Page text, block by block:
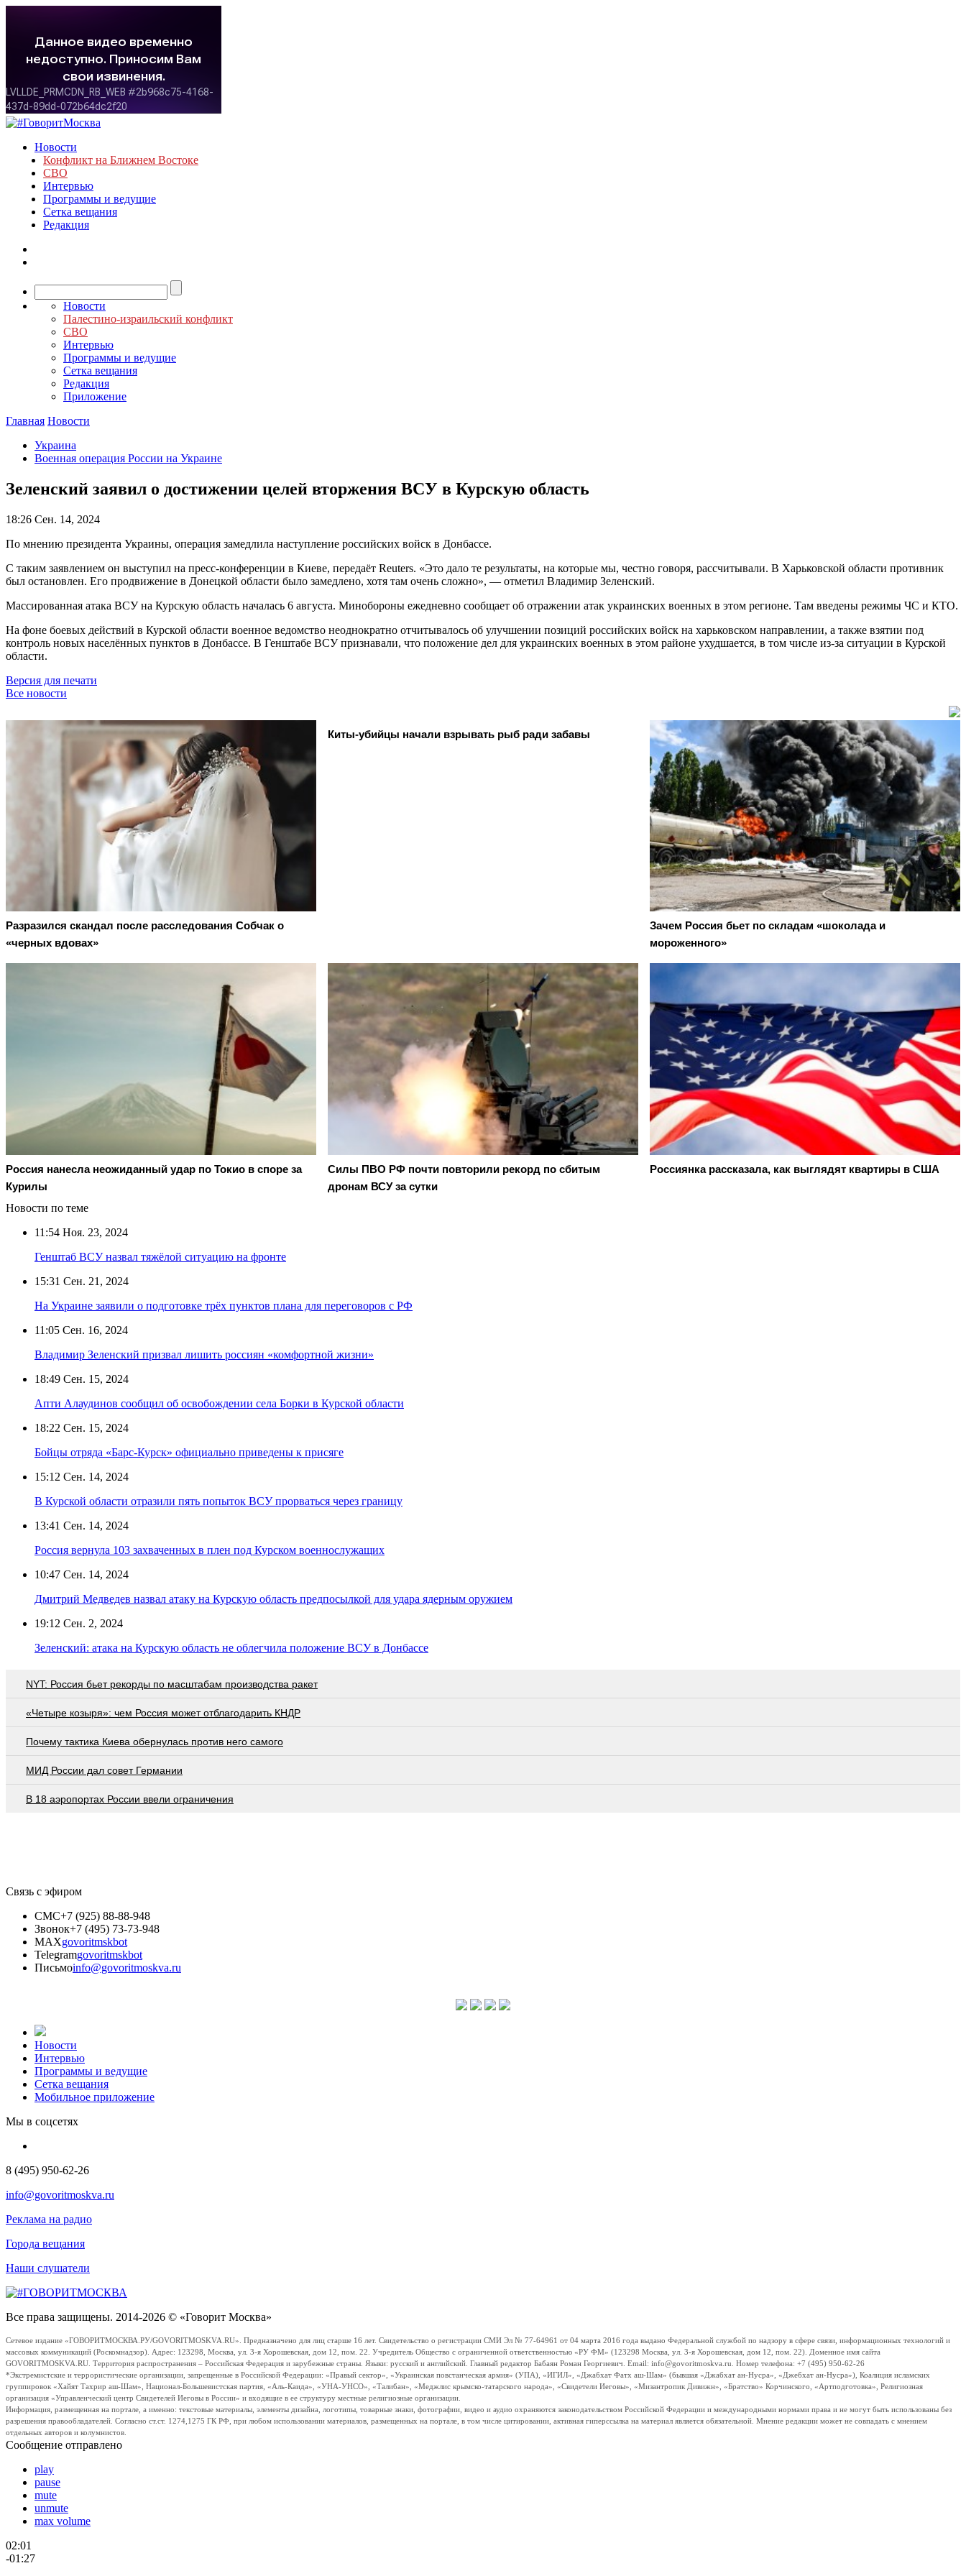
Новости
Конфликт на Ближнем Востоке
СВО
Интервью
Программы и ведущие
Сетка вещания
Редакция
Новости
Палестино-израильский конфликт
СВО
Интервью
Программы и ведущие
Сетка вещания
Редакция
Приложение
Главная Новости
Украина
Военная операция России на Украине
Зеленский заявил о достижении целей вторжения ВСУ в Курскую область
18:26 Сен. 14, 2024
По мнению президента Украины, операция замедлила наступление российских войск в Донбассе.
С таким заявлением он выступил на пресс-конференции в Киеве, передаёт Reuters. «Это дало те результаты, на которые мы, честно говоря, рассчитывали. В Харьковской области противник
был остановлен. Его продвижение в Донецкой области было замедлено, хотя там очень сложно», — отметил Владимир Зеленский.
Массированная атака ВСУ на Курскую область началась 6 августа. Минобороны ежедневно сообщает об отражении атак украинских военных в этом регионе. Там введены режимы ЧС и КТО.
На фоне боевых действий в Курской области военное ведомство неоднократно отчитывалось об улучшении позиций российских войск на харьковском направлении, а также взятии под
контроль новых населённых пунктов в Донбассе. В Генштабе ВСУ признавали, что положение дел для украинских военных в этом районе ухудшается, в том числе из-за ситуации в Курской
области.
Версия для печати
Все новости
Разразился скандал после расследования Собчак о
«черных вдовах»
Киты-убийцы начали взрывать рыб ради забавы
Зачем Россия бьет по складам «шоколада и
мороженного»
Россия нанесла неожиданный удар по Токио в споре за
Курилы
Cилы ПВО РФ почти повторили рекорд по сбитым
дронам ВСУ за сутки
Россиянка рассказала, как выглядят квартиры в США
Новости по теме
11:54 Ноя. 23, 2024
Генштаб ВСУ назвал тяжёлой ситуацию на фронте
15:31 Сен. 21, 2024
На Украине заявили о подготовке трёх пунктов плана для переговоров с РФ
11:05 Сен. 16, 2024
Владимир Зеленский призвал лишить россиян «комфортной жизни»
18:49 Сен. 15, 2024
Апти Алаудинов сообщил об освобождении села Борки в Курской области
18:22 Сен. 15, 2024
Бойцы отряда «Барс-Курск» официально приведены к присяге
15:12 Сен. 14, 2024
В Курской области отразили пять попыток ВСУ прорваться через границу
13:41 Сен. 14, 2024
Россия вернула 103 захваченных в плен под Курском военнослужащих
10:47 Сен. 14, 2024
Дмитрий Медведев назвал атаку на Курскую область предпосылкой для удара ядерным оружием
19:12 Сен. 2, 2024
Зеленский: атака на Курскую область не облегчила положение ВСУ в Донбассе
NYT: Россия бьет рекорды по масштабам производства ракет
«Четыре козыря»: чем Россия может отблагодарить КНДР
Почему тактика Киева обернулась против него самого
МИД России дал совет Германии
В 18 аэропортах России ввели ограничения
Связь с эфиром
СМС+7 (925) 88-88-948
Звонок+7 (495) 73-73-948
MAXgovoritmskbot
Telegramgovoritmskbot
Письмоinfo@govoritmoskva.ru
Новости
Интервью
Программы и ведущие
Сетка вещания
Мобильное приложение
Мы в соцсетях
8 (495) 950-62-26
info@govoritmoskva.ru
Реклама на радио
Города вещания
Наши слушатели
Все права защищены. 2014-2026 © «Говорит Москва»
Сетевое издание «ГОВОРИТМОСКВА.РУ/GOVORITMOSKVA.RU». Предназначено для лиц старше 16 лет. Свидетельство о регистрации СМИ Эл № 77-64961 от 04 марта 2016 года выдано Федеральной службой по надзору в сфере связи, информационных технологий и
массовых коммуникаций (Роскомнадзор). Адрес: 123298, Москва, ул. 3-я Хорошевская, дом 12, пом. 22. Учредитель Общество с ограниченной ответственностью «РУ ФМ» (123298 Москва, ул. 3-я Хорошевская, дом 12, пом. 22). Доменное имя сайта
GOVORITMOSKVA.RU. Территория распространения – Российская Федерация и зарубежные страны. Языки: русский и английский. Главный редактор Бабаян Роман Георгиевич. Email: info@govoritmoskva.ru. Номер телефона: +7 (495) 950-62-26
*Экстремистские и террористические организации, запрещенные в Российской Федерации: «Правый сектор», «Украинская повстанческая армия» (УПА), «ИГИЛ», «Джабхат Фатх аш-Шам» (бывшая «Джабхат ан-Нусра», «Джебхат ан-Нусра»), Коалиция исламских
группировок «Хайят Тахрир аш-Шам», Национал-Большевистская партия, «Аль-Каида», «УНА-УНСО», «Талибан», «Меджлис крымско-татарского народа», «Свидетели Иеговы», «Мизантропик Дивижн», «Братство» Корчинского, «Артподготовка», Религиозная
организация «Управленческий центр Свидетелей Иеговы в России» и входящие в ее структуру местные религиозные организации.
Информация, размещенная на портале, а именно: текстовые материалы, элементы дизайна, логотипы, товарные знаки, фотографии, видео и аудио охраняются законодательством Российской Федерации и международными нормами права и не могут быть использованы без
разрешения правообладателей. Согласно ст.ст. 1274,1275 ГК РФ, при любом использовании материалов, размещенных на портале, в том числе цитировании, активная гиперссылка на материал является обязательной. Мнение редакции может не совпадать с мнением
отдельных авторов и колумнистов.
Сообщение отправлено
play
pause
mute
unmute
max volume
02:01
-01:27